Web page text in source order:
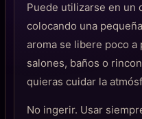
Puede utilizarse en un
colocando una
aroma se libere poco a
salones, baños o
quieras cuidar la
No ingerir. Usar